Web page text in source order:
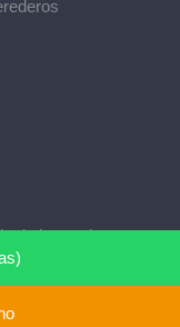
de herencias cerca